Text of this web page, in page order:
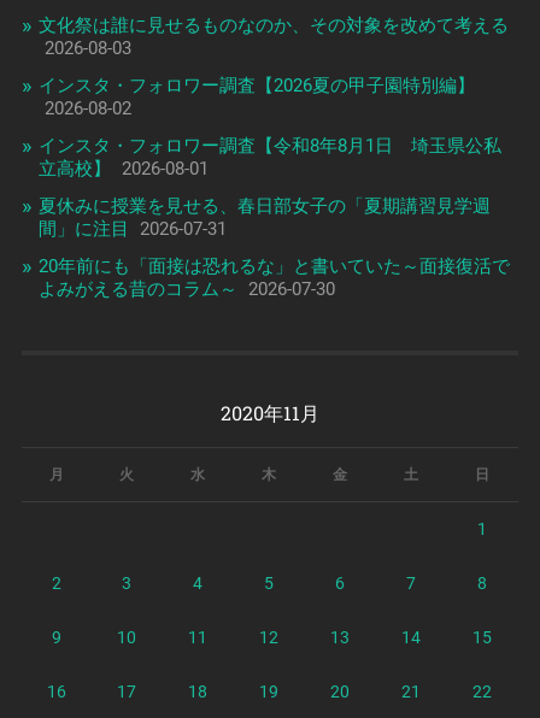
文化祭は誰に見せるものなのか、その対象を改めて考える
2026-08-03
インスタ・フォロワー調査【2026夏の甲子園特別編】
2026-08-02
インスタ・フォロワー調査【令和8年8月1日 埼玉県公私
立高校】
2026-08-01
夏休みに授業を見せる、春日部女子の「夏期講習見学週
間」に注目
2026-07-31
20年前にも「面接は恐れるな」と書いていた～面接復活で
よみがえる昔のコラム～
2026-07-30
2020年11月
月 火 水 木 金 土 日
1
2 3 4 5 6 7 8
9 10 11 12 13 14 15
16 17 18 19 20 21 22